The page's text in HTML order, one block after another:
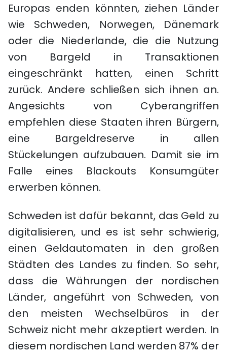
Europas enden könnten, ziehen Länder
wie Schweden, Norwegen, Dänemark
oder die Niederlande, die die Nutzung
von Bargeld in Transaktionen
eingeschränkt hatten, einen Schritt
zurück. Andere schließen sich ihnen an.
Angesichts von Cyberangriffen
empfehlen diese Staaten ihren Bürgern,
eine Bargeldreserve in allen
Stückelungen aufzubauen. Damit sie im
Falle eines Blackouts Konsumgüter
erwerben können.
Schweden ist dafür bekannt, das Geld zu
digitalisieren, und es ist sehr schwierig,
einen Geldautomaten in den großen
Städten des Landes zu finden. So sehr,
dass die Währungen der nordischen
Länder, angeführt von Schweden, von
den meisten Wechselbüros in der
Schweiz nicht mehr akzeptiert werden. In
diesem nordischen Land werden 87% der